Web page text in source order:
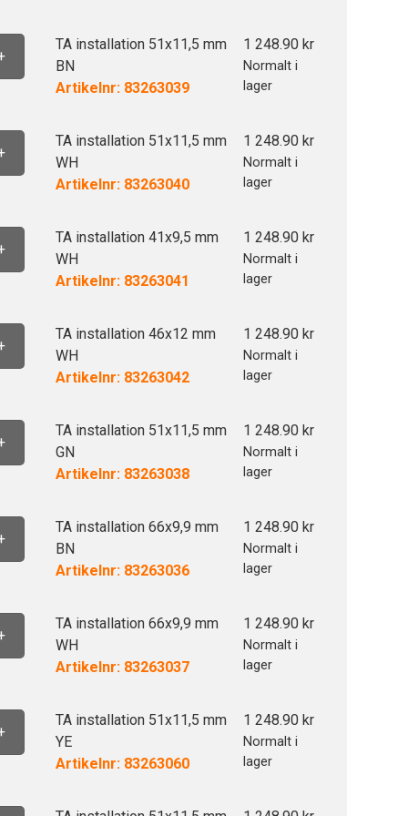
TA installation 51x11,5 mm
BN
Artikelnr: 83263039
1 248.90 kr
Normalt i
lager
TA installation 51x11,5 mm
WH
Artikelnr: 83263040
1 248.90 kr
Normalt i
lager
TA installation 41x9,5 mm
WH
Artikelnr: 83263041
1 248.90 kr
Normalt i
lager
TA installation 46x12 mm
WH
Artikelnr: 83263042
1 248.90 kr
Normalt i
lager
TA installation 51x11,5 mm
GN
Artikelnr: 83263038
1 248.90 kr
Normalt i
lager
TA installation 66x9,9 mm
BN
Artikelnr: 83263036
1 248.90 kr
Normalt i
lager
TA installation 66x9,9 mm
WH
Artikelnr: 83263037
1 248.90 kr
Normalt i
lager
TA installation 51x11,5 mm
YE
Artikelnr: 83263060
1 248.90 kr
Normalt i
lager